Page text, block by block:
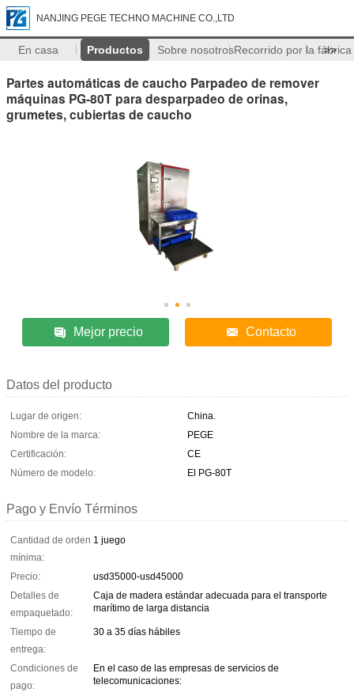
NANJING PEGE TECHNO MACHINE CO.,LTD
En casa Productos Sobre nosotrosRecorrido por la fábrica
>>
Partes automáticas de caucho Parpadeo de remover
máquinas PG-80T para desparpadeo de orinas,
grumetes, cubiertas de caucho
Mejor precio Contacto
Datos del producto
Lugar de origen:
China.
Nombre de la marca:
PEGE
Certificación:
CE
Número de modelo:
El PG-80T
Pago y Envío Términos
Cantidad de orden
mínima:
1 juego
Precio:
usd35000-usd45000
Detalles de
empaquetado:
Caja de madera estándar adecuada para el transporte
marítimo de larga distancia
Tiempo de
entrega:
30 a 35 días hábiles
Condiciones de
pago:
En el caso de las empresas de servicios de
telecomunicaciones: